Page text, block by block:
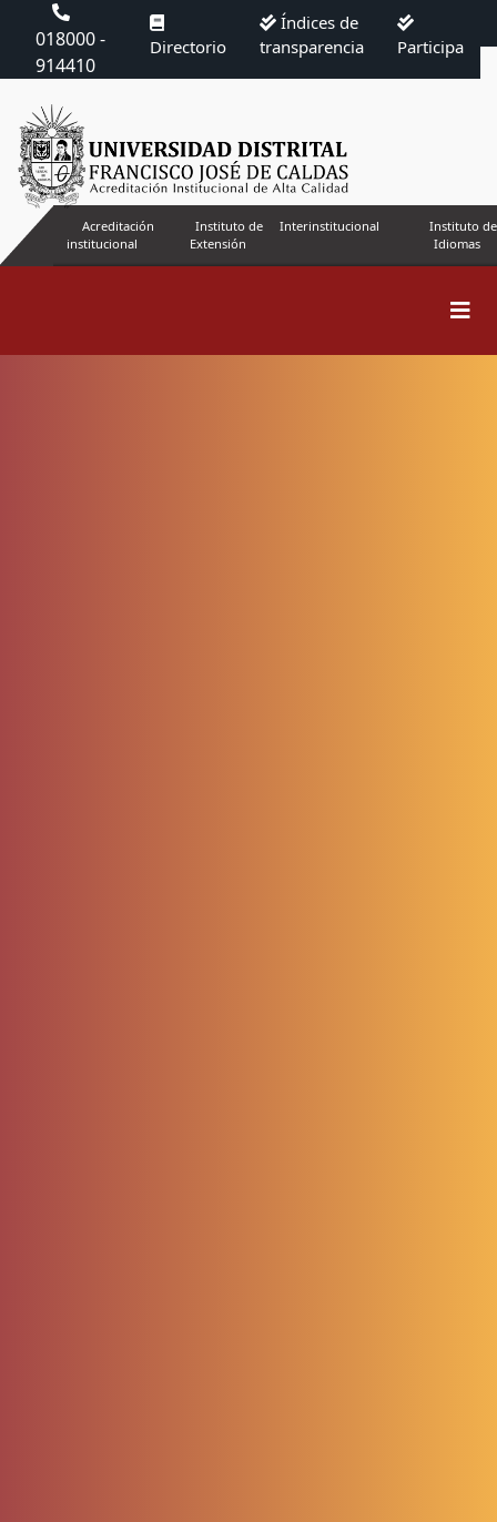
018000 -
914410
Directorio
Índices de
transparencia
Participa
Acreditación
institucional
Instituto de
Extensión
Interinstitucional
Instituto de
Idiomas